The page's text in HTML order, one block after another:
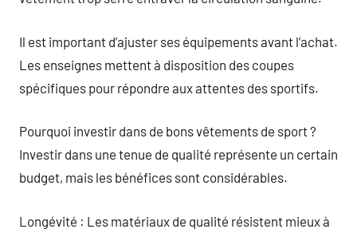
Il est important d’ajuster ses équipements avant l’achat.
Les enseignes mettent à disposition des coupes
spécifiques pour répondre aux attentes des sportifs.
Pourquoi investir dans de bons vêtements de sport ?
Investir dans une tenue de qualité représente un certain
budget, mais les bénéfices sont considérables.
Longévité : Les matériaux de qualité résistent mieux à